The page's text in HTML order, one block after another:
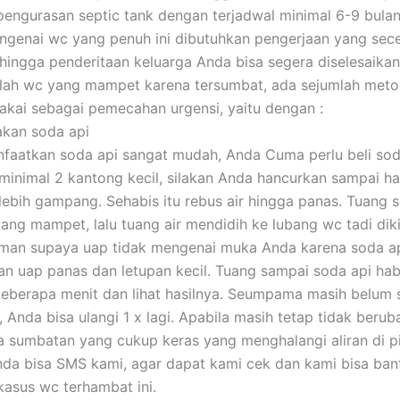
septic tank dengan terjadwal minimal 6-9
wc yang penuh ini dibutuhkan pengerjaan yang
penderitaan keluarga Anda bisa segera
wc yang mampet karena tersumbat, ada sejumlah
sebagai pemecahan urgensi, yaitu dengan :
soda api
soda api sangat mudah, Anda Cuma perlu beli
2 kantong kecil, silakan Anda hancurkan sampai
gampang. Sehabis itu rebus air hingga panas. Tuang
mampet, lalu tuang air mendidih ke lubang wc tadi
supaya uap tidak mengenai muka Anda karena soda
uap panas dan letupan kecil. Tuang sampai soda api
menit dan lihat hasilnya. Seumpama masih belum
Anda bisa ulangi 1 x lagi. Apabila masih tetap tidak
sumbatan yang cukup keras yang menghalangi aliran di
bisa SMS kami, agar dapat kami cek dan kami bisa
wc terhambat ini.